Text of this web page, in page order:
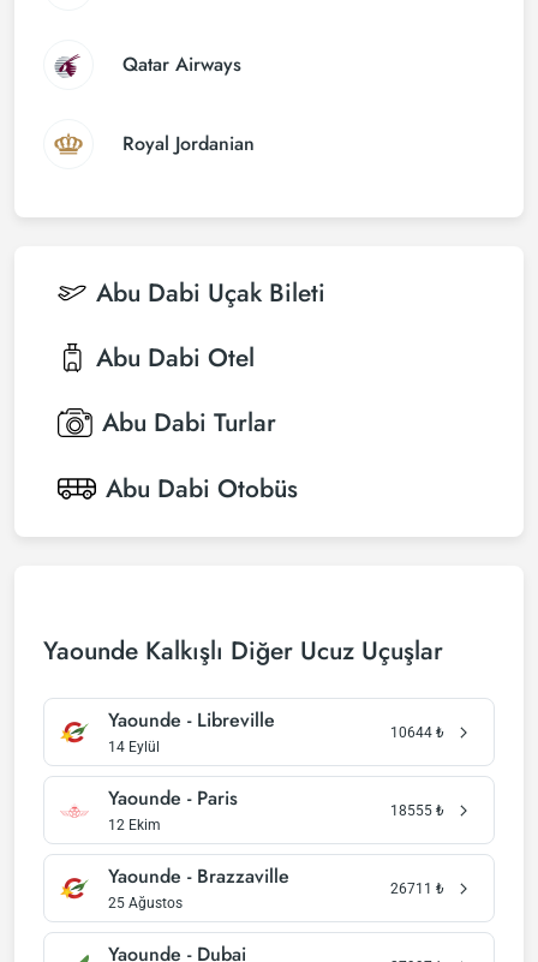
Qatar Airways
Royal Jordanian
Abu Dabi Uçak Bileti
Abu Dabi Otel
Abu Dabi Turlar
Abu Dabi Otobüs
Yaounde Kalkışlı Diğer Ucuz Uçuşlar
Yaounde - Libreville
14 Eylül
10644 ₺
Yaounde - Paris
12 Ekim
18555 ₺
Yaounde - Brazzaville
25 Ağustos
26711 ₺
Yaounde - Dubai